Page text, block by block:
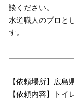
談ください。
水道職人のプロと
す。
【依頼場所】広島
【依頼内容】トイ